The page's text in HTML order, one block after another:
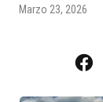
Marzo 23, 2026